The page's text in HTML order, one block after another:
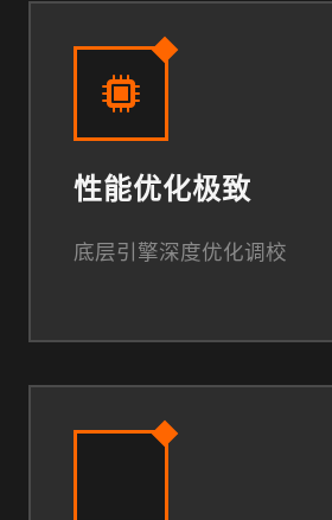
性能优化极致
底层引擎深度优化调校